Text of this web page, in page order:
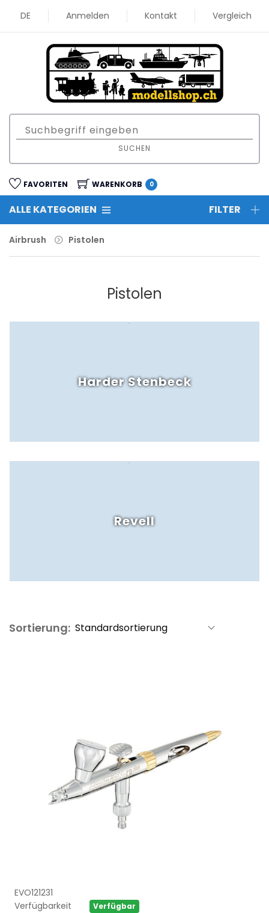
DE Anmelden Kontakt Vergleich
SUCHEN
FAVORITEN WARENKORB 0
ALLE KATEGORIEN FILTER
Airbrush Pistolen
Pistolen
Harder Stenbeck
Revell
Sortierung:
EVO121231
Verfügbarkeit
Verfügbar